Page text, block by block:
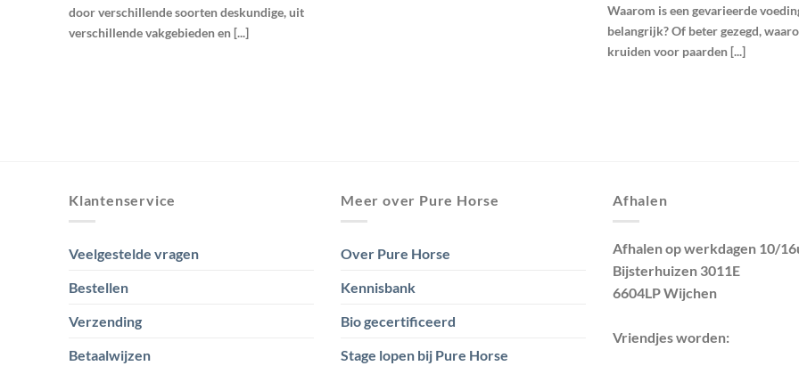
door verschillende soorten deskundige, uit
verschillende vakgebieden en [...]
Waarom is een gevarieerde
belangrijk? Of beter gezegd,
kruiden voor paarden [...]
Klantenservice
Veelgestelde vragen
Bestellen
Verzending
Betaalwijzen
Meer over Pure Horse
Over Pure Horse
Kennisbank
Bio gecertificeerd
Stage lopen bij Pure Horse
Afhalen
Afhalen op werkdagen 10/
Bijsterhuizen 3011E
6604LP Wijchen
Vriendjes worden: